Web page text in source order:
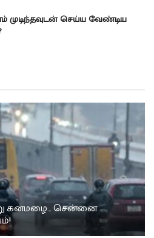
முடிந்தவுடன் செய்ய வேண்டிய
கனமழை… சென்னை